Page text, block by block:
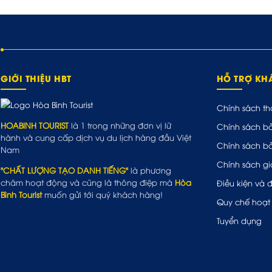
GIỚI THIỆU HBT
HOABINH TOURIST là 1 trong những đơn vị lữ
hành và cung cấp dịch vụ du lịch hàng đầu Việt
Nam
"CHẤT LƯỢNG TẠO DANH TIẾNG" là phương
châm hoạt động và cũng là thông điệp mà Hòa
Bình Touristmuốn gửi tới quý khách hàng!
HỖ TRỢ
Chính sách
Chính sách
Chính sách
Chính sách
Điều kiện và
Quy chế
Tuyển dụng